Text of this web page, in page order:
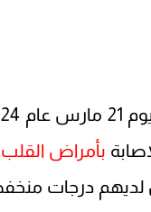
بأمراض القلب
لديهم درجات